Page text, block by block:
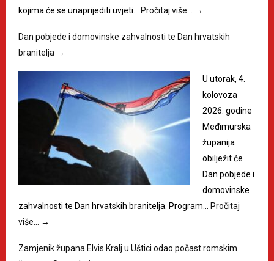
kojima će se unaprijediti uvjeti…
Pročitaj više… →
Dan pobjede i domovinske zahvalnosti te Dan hrvatskih
branitelja →
U utorak, 4.
kolovoza
2026. godine
Međimurska
županija
obilježit će
Dan pobjede i
domovinske
zahvalnosti te Dan hrvatskih branitelja. Program…
Pročitaj
više…
→
Zamjenik župana Elvis Kralj u Uštici odao počast romskim